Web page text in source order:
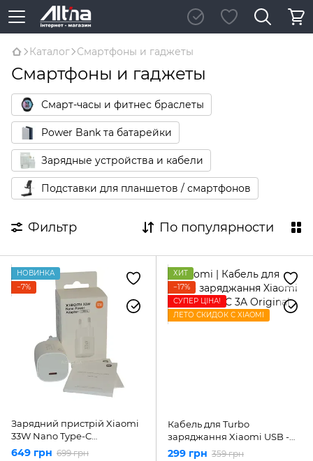
Каталог Смартфоны и гаджеты
Смартфоны и гаджеты
Смарт-часы и фитнес браслеты
Power Bank та батарейки
Зарядные устройства и кабели
Подставки для планшетов / смартфонов
Фильтр По популярности
НОВИНКА
−7%
Зарядний пристрій Xiaomi
33W Nano Type-C
(BHR087LEU)
649 грн 699 грн
ХИТ
−17%
СУПЕР ЦІНА!
ЛЕТО СКИДОК С XIAOMI
Кабель для Turbo
заряджання Xiaomi USB -
Type-C 3A Original
299 грн 359 грн